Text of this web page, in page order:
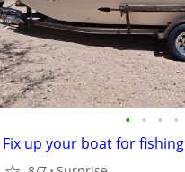
• • • •
Fix up your boat for fishing